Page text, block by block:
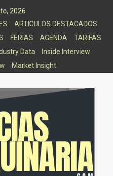
2026
ARTICULOS DESTACADOS
FERIAS AGENDA
TARIFAS
Data
Inside Interview
Market Insight